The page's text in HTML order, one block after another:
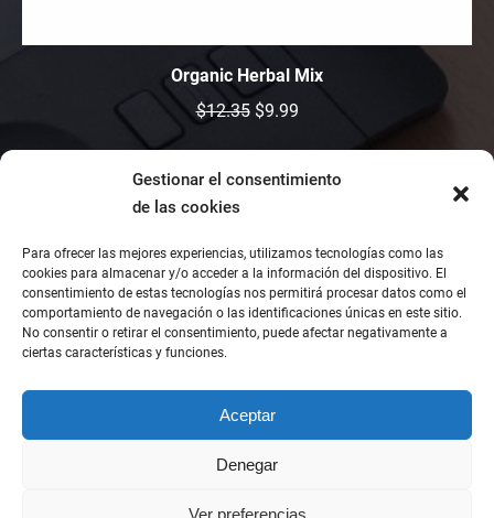
Gestionar el consentimiento
de las cookies
Para ofrecer las mejores experiencias, utilizamos tecnologías como las
cookies para almacenar y/o acceder a la información del dispositivo. El
consentimiento de estas tecnologías nos permitirá procesar datos como el
comportamiento de navegación o las identificaciones únicas en este sitio.
No consentir o retirar el consentimiento, puede afectar negativamente a
ciertas características y funciones.
Aceptar
Denegar
Ver preferencias
Organic Herbal Mix
$12.35 $9.99
Add to cart